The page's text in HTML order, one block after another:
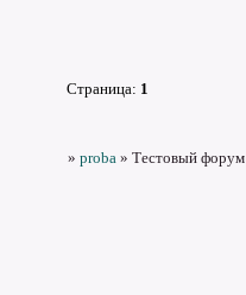
Страница: 1
»proba »Тестовый форум